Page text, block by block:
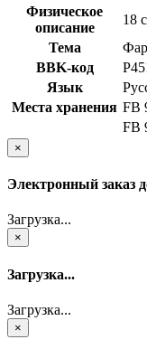
Физическое
описание
18
Тема
BBK-код
Язык
Места хранения FB
FB
×
Электронный заказ
Загрузка...
×
Загрузка...
Загрузка...
×